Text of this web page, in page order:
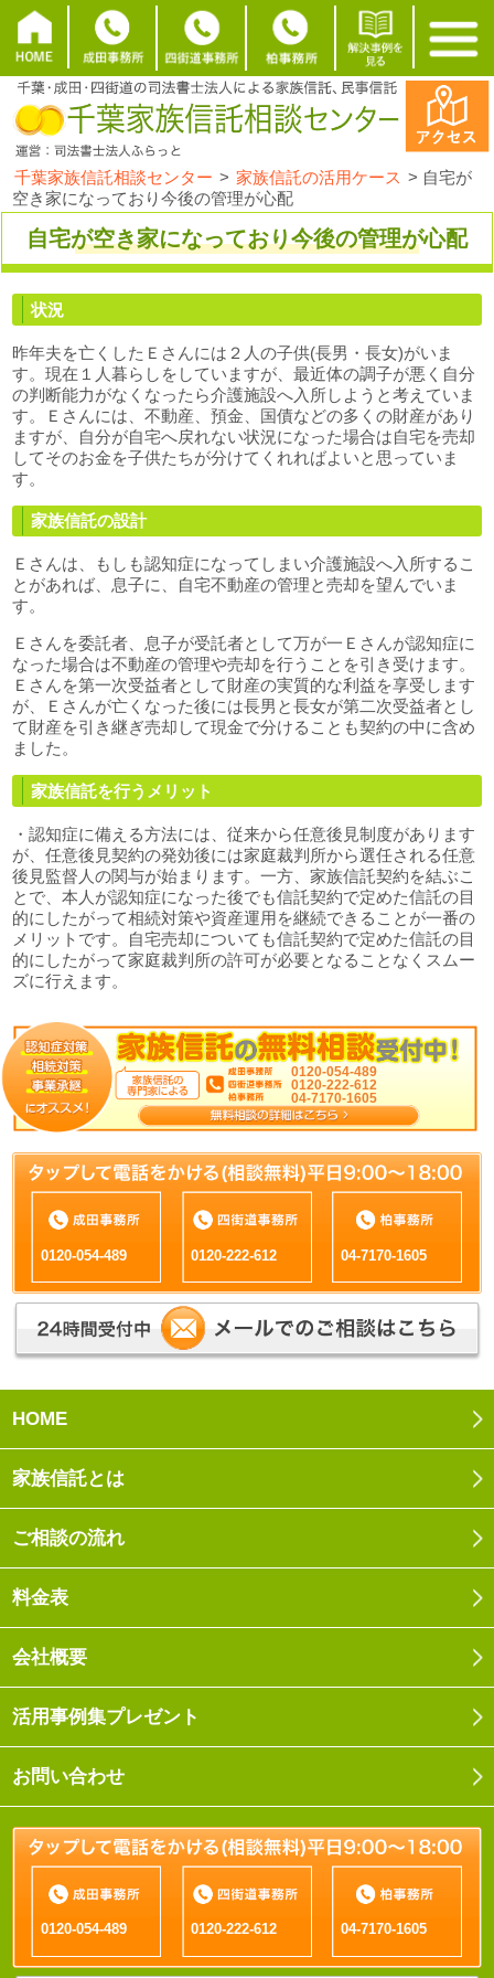
千葉家族信託相談センター > 家族信託の活用ケース > 自宅が
空き家になっており今後の管理が心配
自宅が空き家になっており今後の管理が心配
状況
昨年夫を亡くしたＥさんには２人の子供(長男・長女)がいま
す。現在１人暮らしをしていますが、最近体の調子が悪く自分
の判断能力がなくなったら介護施設へ入所しようと考えていま
す。Ｅさんには、不動産、預金、国債などの多くの財産があり
ますが、自分が自宅へ戻れない状況になった場合は自宅を売却
してそのお金を子供たちが分けてくれればよいと思っていま
す。
家族信託の設計
Ｅさんは、もしも認知症になってしまい介護施設へ入所するこ
とがあれば、息子に、自宅不動産の管理と売却を望んでいま
す。
Ｅさんを委託者、息子が受託者として万が一Ｅさんが認知症に
なった場合は不動産の管理や売却を行うことを引き受けます。
Ｅさんを第一次受益者として財産の実質的な利益を享受します
が、Ｅさんが亡くなった後には長男と長女が第二次受益者とし
て財産を引き継ぎ売却して現金で分けることも契約の中に含め
ました。
家族信託を行うメリット
・認知症に備える方法には、従来から任意後見制度があります
が、任意後見契約の発効後には家庭裁判所から選任される任意
後見監督人の関与が始まります。一方、家族信託契約を結ぶこ
とで、本人が認知症になった後でも信託契約で定めた信託の目
的にしたがって相続対策や資産運用を継続できることが一番の
メリットです。自宅売却についても信託契約で定めた信託の目
的にしたがって家庭裁判所の許可が必要となることなくスムー
ズに行えます。
0120-054-489
0120-222-612
04-7170-1605
0120-054-489 0120-222-612 04-7170-1605
HOME
家族信託とは
ご相談の流れ
料金表
会社概要
活用事例集プレゼント
お問い合わせ
0120-054-489 0120-222-612 04-7170-1605